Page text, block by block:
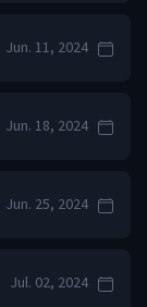
Jun. 11, 2024
Jun. 18, 2024
Jun. 25, 2024
Jul. 02, 2024